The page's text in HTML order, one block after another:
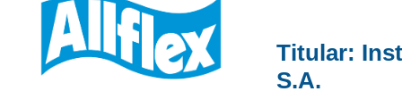
Titular:
S.A.